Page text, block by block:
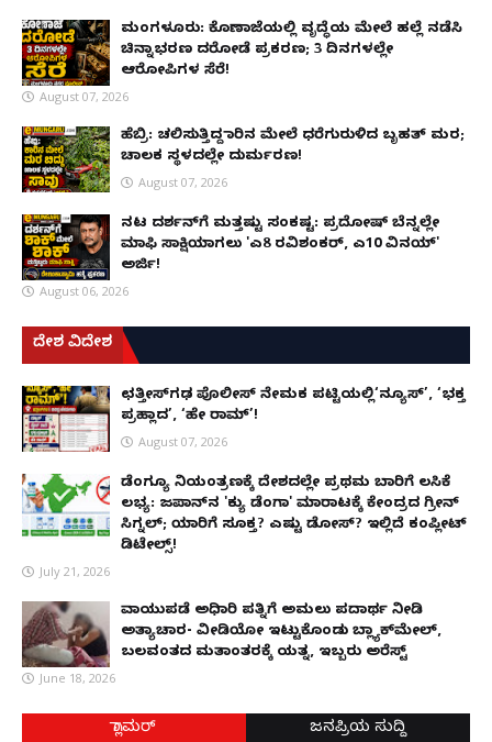
ಮಂಗಳೂರು: ಕೊಣಾಜೆಯಲ್ಲಿ ವೃದ್ಧೆಯ ಮೇಲೆ ಹಲ್ಲೆ ನಡೆಸಿ
ಚಿನ್ನಾಭರಣ ದರೋಡೆ ಪ್ರಕರಣ; 3 ದಿನಗಳಲ್ಲೇ
ಆರೋಪಿಗಳ ಸೆರೆ!
August 07, 2026
ಹೆಬ್ರಿ: ಚಲಿಸುತ್ತಿದ್ದ ಕಾರಿನ ಮೇಲೆ ಧರೆಗುರುಳಿದ ಬೃಹತ್ ಮರ;
ಚಾಲಕ ಸ್ಥಳದಲ್ಲೇ ದುರ್ಮರಣ!
August 07, 2026
ನಟ ದರ್ಶನ್‌ಗೆ ಮತ್ತಷ್ಟು ಸಂಕಷ್ಟ: ಪ್ರದೋಷ್ ಬೆನ್ನಲ್ಲೇ
ಮಾಫಿ ಸಾಕ್ಷಿಯಾಗಲು 'ಎ8 ರವಿಶಂಕರ್, ಎ10 ವಿನಯ್'
ಅರ್ಜಿ!
August 06, 2026
ದೇಶ ವಿದೇಶ
ಛತ್ತೀಸ್‌ಗಢ ಪೊಲೀಸ್ ನೇಮಕ ಪಟ್ಟಿಯಲ್ಲಿ‘ನ್ಯೂಸ್’, ‘ಭಕ್ತ
ಪ್ರಹ್ಲಾದ’, ‘ಹೇ ರಾಮ್’!
August 07, 2026
ಡೆಂಗ್ಯೂ ನಿಯಂತ್ರಣಕ್ಕೆ ದೇಶದಲ್ಲೇ ಪ್ರಥಮ ಬಾರಿಗೆ ಲಸಿಕೆ
ಲಭ್ಯ: ಜಪಾನ್‌ನ 'ಕ್ಯು ಡೆಂಗಾ' ಮಾರಾಟಕ್ಕೆ ಕೇಂದ್ರದ ಗ್ರೀನ್
ಸಿಗ್ನಲ್; ಯಾರಿಗೆ ಸೂಕ್ತ? ಎಷ್ಟು ಡೋಸ್? ಇಲ್ಲಿದೆ ಕಂಪ್ಲೀಟ್
ಡಿಟೇಲ್ಸ್!
July 21, 2026
ವಾಯುಪಡೆ ಅಧಿಕಾರಿ ಪತ್ನಿಗೆ ಅಮಲು ಪದಾರ್ಥ ನೀಡಿ
ಅತ್ಯಾಚಾರ- ವೀಡಿಯೋ ಇಟ್ಟುಕೊಂಡು ಬ್ಲ್ಯಾಕ್‌ಮೇಲ್,
ಬಲವಂತದ ಮತಾಂತರಕ್ಕೆ ಯತ್ನ, ಇಬ್ಬರು ಅರೆಸ್ಟ್
June 18, 2026
ಗ್ಲಾಮರ್ ಜನಪ್ರಿಯ ಸುದ್ದಿ